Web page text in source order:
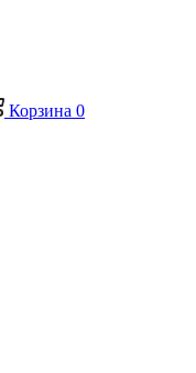
Корзина 0